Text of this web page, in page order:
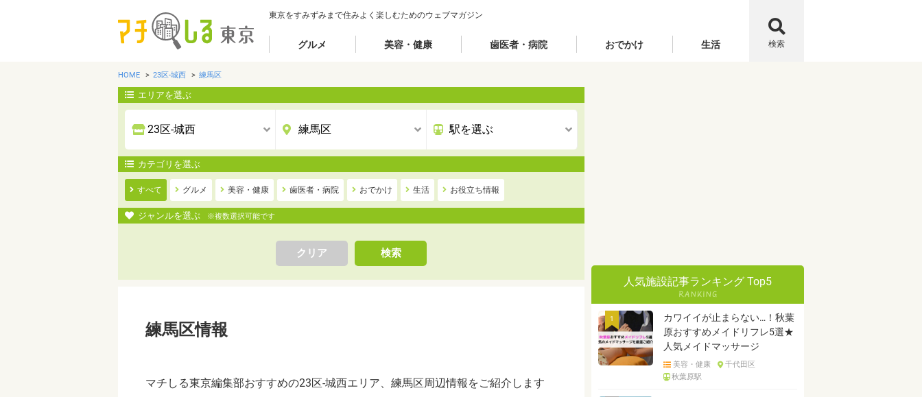
東京をすみずみまで住みよく楽しむためのウェブマガジン
グルメ 美容・健康 歯医者・病院 おでかけ 生活 検索
HOME 23区-城西 練馬区
エリアを選ぶ
カテゴリを選ぶ
すべて グルメ 美容・健康 歯医者・病院 おでかけ 生活 お役立ち情報
ジャンルを選ぶ ※複数選択可能です
クリア 検索
練馬区情報
マチしる東京編集部おすすめの23区-城西エリア、練馬区周辺情報をご紹介します
人気施設記事ランキング Top5
1
カワイイが止まらない…！秋葉
原おすすめメイドリフレ5選★
人気メイドマッサージ
美容・健康
千代田区
秋葉原駅